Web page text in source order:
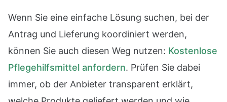
Wenn Sie eine einfache Lösung suchen, bei der
Antrag und Lieferung koordiniert werden,
können Sie auch diesen Weg nutzen: Kostenlose
Pflegehilfsmittel anfordern. Prüfen Sie dabei
immer, ob der Anbieter transparent erklärt,